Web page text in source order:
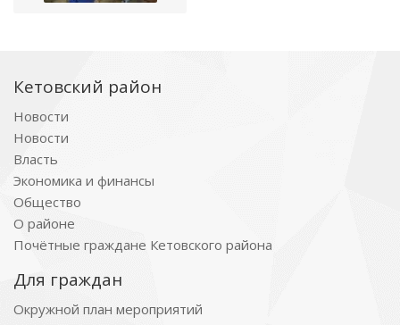
Кетовский район
Новости
Новости
Власть
Экономика и финансы
Общество
О районе
Почётные граждане Кетовского района
Для граждан
Окружной план мероприятий